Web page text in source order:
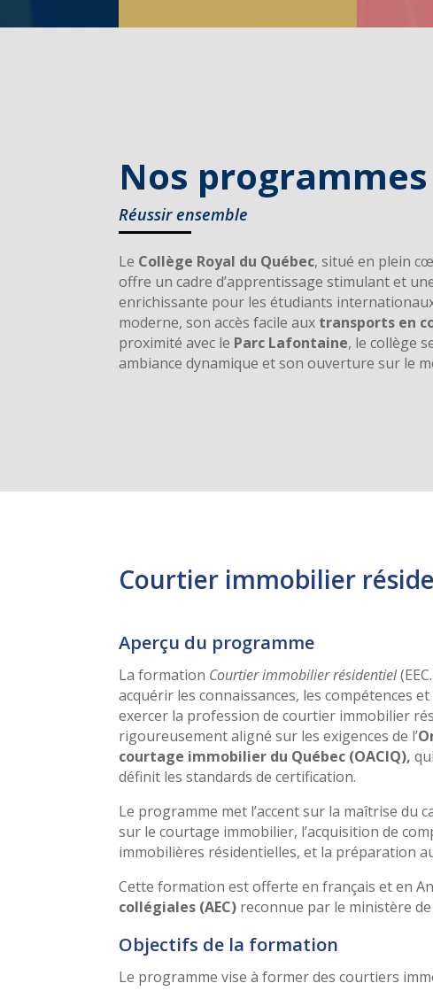
Nos programmes
Réussir ensemble
Le Collège Royal du Québec, situé en plein
offre un cadre d’apprentissage stimulant et
enrichissante pour les étudiants
moderne, son accès facile aux transports en
proximité avec le Parc Lafontaine, le collège
ambiance dynamique et son ouverture sur le
Courtier immobilier
Aperçu du programme
La formation Courtier immobilier résidentiel
acquérir les connaissances, les compétences
exercer la profession de courtier immobilier
rigoureusement aligné sur les exigences de l’
courtage immobilier du Québec (OACIQ),
définit les standards de certification.
Le programme met l’accent sur la maîtrise du
sur le courtage immobilier, l’acquisition de
immobilières résidentielles, et la préparation
Cette formation est offerte en français et en
collégiales (AEC) reconnue par le ministère
Objectifs de la formation
Le programme vise à former des courtiers